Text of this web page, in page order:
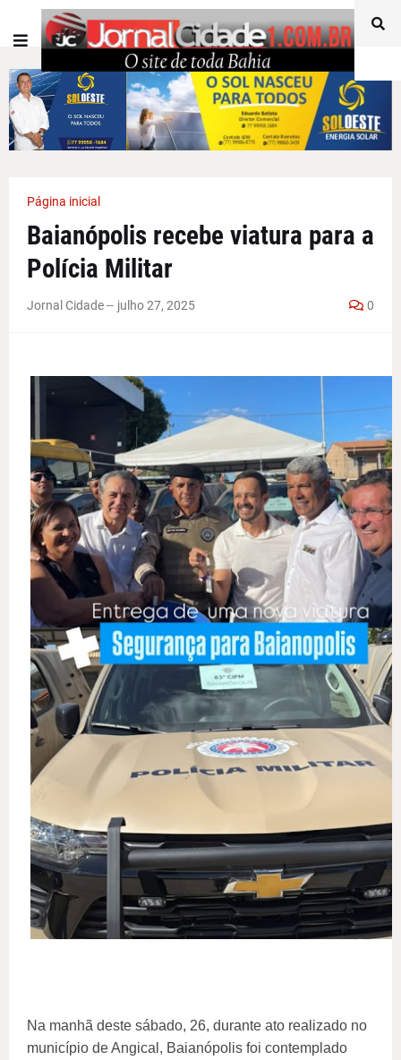
Página inicial
Baianópolis recebe viatura para a
Polícia Militar
Jornal Cidade -- julho 27, 2025 0
Na manhã deste sábado, 26, durante ato realizado no
município de Angical, Baianópolis foi contemplado